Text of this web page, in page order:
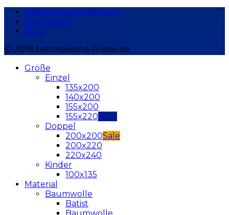
Datenschutzerklärung
Impressum
Blog
Ⓒ 2018 bettwaesche-finder.de
Größe
Einzel
135x200
140x200
155x200
155x220
Doppel
200x200
200x220
220x240
Kinder
100x135
Material
Baumwolle
Batist